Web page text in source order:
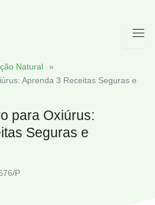
Natural
»
Aprenda 3 Receitas Seguras e
para Oxiúrus:
Seguras e
P